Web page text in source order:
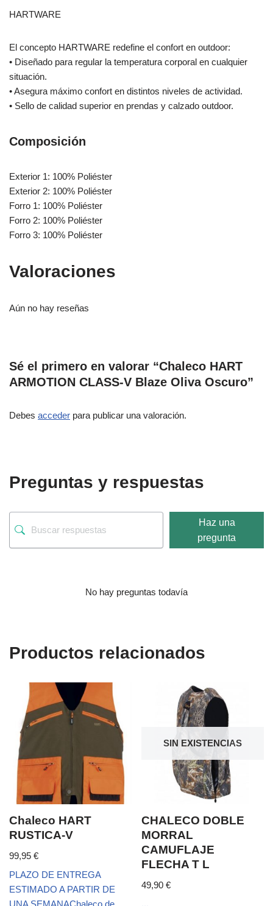
HARTWARE
El concepto HARTWARE redefine el confort en outdoor:
• Diseñado para regular la temperatura corporal en cualquier
situación.
• Asegura máximo confort en distintos niveles de actividad.
• Sello de calidad superior en prendas y calzado outdoor.
Composición
Exterior 1: 100% Poliéster
Exterior 2: 100% Poliéster
Forro 1: 100% Poliéster
Forro 2: 100% Poliéster
Forro 3: 100% Poliéster
Valoraciones
Aún no hay reseñas
Sé el primero en valorar “Chaleco HART
ARMOTION CLASS-V Blaze Oliva Oscuro”
Debes acceder para publicar una valoración.
Preguntas y respuestas
Haz una
pregunta
No hay preguntas todavía
Productos relacionados
Chaleco HART
RUSTICA-V
99,95 €
PLAZO DE ENTREGA
ESTIMADO A PARTIR DE
SIN EXISTENCIAS
CHALECO DOBLE
MORRAL
CAMUFLAJE
FLECHA T L
49,90€